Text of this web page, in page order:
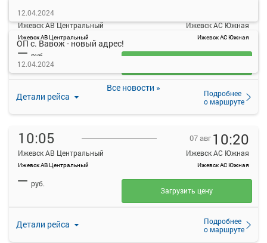
09:45
Ижевск АВ Центральный
Ижевск АВ Центральный
Ижевск АС Южная
Ижевск АС Южная
Детали рейса
Подробнее
о маршруте
— руб.
10:05
Ижевск АВ Центральный
Ижевск АВ Центральный
07 авг 10:20
Ижевск АС Южная
Ижевск АС Южная
Детали рейса
Подробнее
о маршруте
— руб.
Загрузить цену
12.04.2024
ОП с. Вавож - новый адрес!
12.04.2024
Все новости »